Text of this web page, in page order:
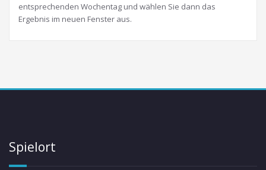
entsprechenden Wochentag und wählen Sie dann das
Ergebnis im neuen Fenster aus.
Spielort